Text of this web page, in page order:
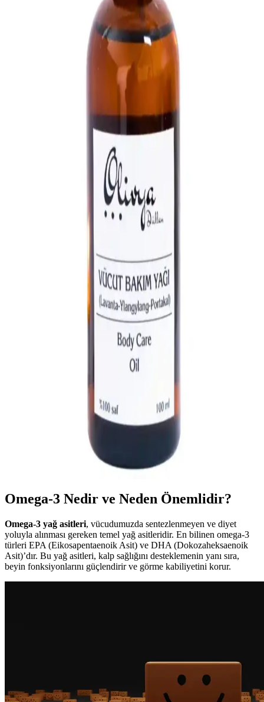
Folik Asidin Cilt ve Saç Sağlığına Katkıları ve
Kozmetik Uygulamaları
Folik asidin cilt yenilenmesini hızlandırıp yaşlanmayı geciktiren ve
saç sağlığını destekleyen doğal bir içerik olduğunu keşfedin.
Kozmetik sektöründeki kullanımı ve faydalarını öğrenin.
El ve Tırnak Bakımının Önemi ve Güncel
Uygulamalar Hakkında Bilgilendirici Rehber
El ve tırnak bakımının sağlık ve estetik açıdan önemi, güncel
teknikler ve doğal ürünlerle sağlıklı ve bakımlı eller elde etmenin
yolları hakkında detaylı bilgiler içerir.
La Roche Posay Akne Eğilimli Ciltler İçin
Temizleyici Ürünler ve Cilt Bakım Önerileri
La Roche Posay'in akne eğilimli ciltler için geliştirdiği temizleyiciler,
hassas ve dengeli bir cilt için uygun, nazik ve etkili formüllerle
ciltteki fazla yağı ve kirleri nazikçe temizler.
Sağlıklı Diş ve Diş Eti Bakımı
Doğal ağız bakım macunları, bitkisel özler ve antiseptik maddelerle
diş ve diş eti sağlığını koruyan güvenli alternatifler sunar, kimyasal
içeriklere göre avantaj sağlar.
Bioxcin ve Arap Makyajı: Farklı Amaçlar İçin
Güzellik ve Bakım İpuçları
Bioxcin saç bakım ürünleri saç dökülmesini önlerken, Arap makyajı
yüz hatlarını belirginleştirir. Her ikisi de kişisel bakım ve güzellik
rutininizin önemli parçalarıdır.
Doğal İçerikli Bakım Yağları: Cilt ve Saç Sağlığını
Destekleyen En İyi Seçenekler
Doğal içerikli bakım yağları, kimyasal olmadan cilt ve saç sağlığını
destekler. Argan, jojoba ve hindistan cevizi yağı gibi ürünler, düzenli
kullanımda parlaklık ve sağlık sağlar.
Omega-3 Nedir ve Neden Önemlidir?
Omega-3 yağ asitleri, vücudumuzda sentezlenmeyen ve diyet
yoluyla alınması gereken temel yağ asitleridir. En bilinen omega-3
türleri EPA (Eikosapentaenoik Asit) ve DHA (Dokozaheksaenoik
Asit)’dır. Bu yağ asitleri, kalp sağlığını desteklemenin yanı sıra,
beyin fonksiyonlarını güçlendirir ve görme kabiliyetini korur.